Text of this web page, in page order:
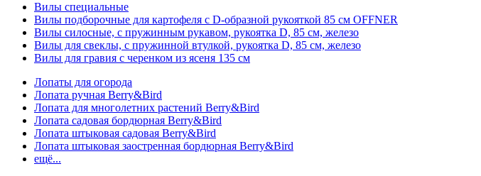
Вилы специальные
Вилы подборочные для картофеля с D-образной рукояткой 85 см OFFNER
Вилы силосные, с пружинным рукавом, рукоятка D, 85 см, железо
Вилы для свеклы, с пружинной втулкой, рукоятка D, 85 см, железо
Вилы для гравия с черенком из ясеня 135 см
Лопаты для огорода
Лопата ручная Berry&Bird
Лопата для многолетних растений Berry&Bird
Лопата садовая бордюрная Berry&Bird
Лопата штыковая садовая Berry&Bird
Лопата штыковая заостренная бордюрная Berry&Bird
ещё...